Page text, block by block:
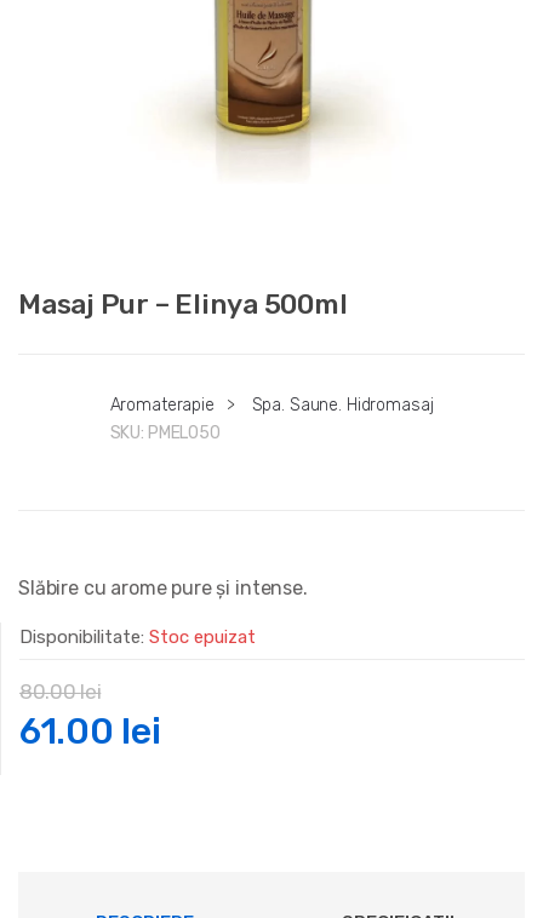
Masaj Pur – Elinya 500ml
Aromaterapie >
Spa. Saune. Hidromasaj
SKU: PMEL050
Slăbire cu arome pure și intense.
Disponibilitate: Stoc epuizat
80.00lei
Prețul
fost:
61.00 lei
61.00 lei.